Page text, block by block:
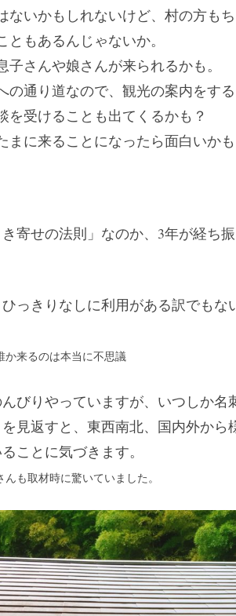
ないかもしれないけど、村の方も
ともあるんじゃないか。
子さんや娘さんが来られるかも。
の通り道なので、観光の案内をす
を受けることも出てくるかも？
まに来ることになったら面白いか
寄せの法則」なのか、3年が経ち
っきりなしに利用がある訳でも
か来るのは本当に不思議
びりやっていますが、いつしか名
を見返すと、東西南北、国内外か
ことに気づきます。
も取材時に驚いていました。